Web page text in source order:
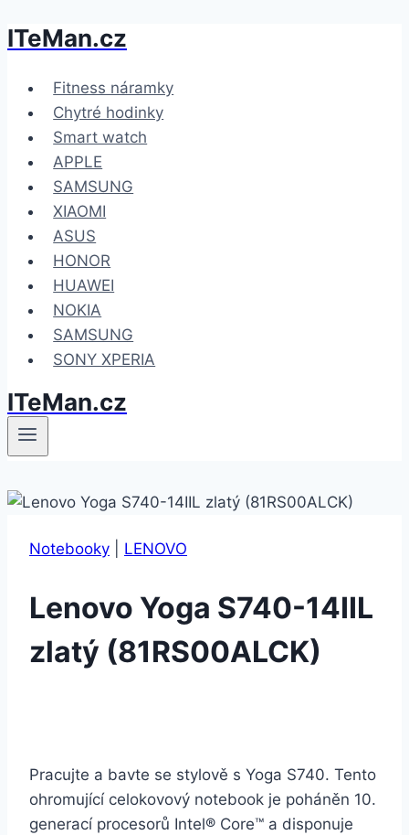
Přeskočit
obsah
ITeMan.cz
Fitness náramky
Chytré hodinky
Smart watch
APPLE
SAMSUNG
XIAOMI
ASUS
HONOR
HUAWEI
NOKIA
SAMSUNG
SONY XPERIA
ITeMan.cz
Notebooky LENOVO
Lenovo Yoga S740-14IIL
zlatý (81RS00ALCK)
Pracujte a bavte se stylově s Yoga S740. Tento
ohromující celokovový notebook je poháněn 10.
generací procesorů Intel® Core™ a disponuje